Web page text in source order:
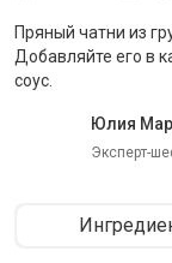
Пряный чатни из
Добавляйте его в
соус.
Юлия
Эксперт-